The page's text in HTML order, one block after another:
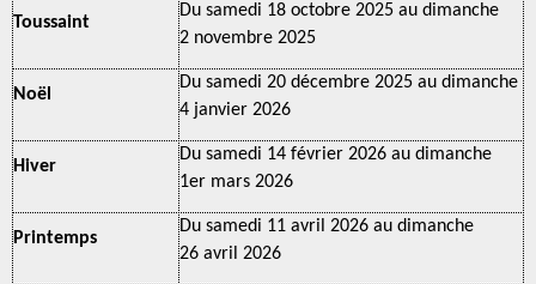
Toussaint
Du samedi 18 octobre 2025 au dimanche
2 novembre 2025
Noël
Du samedi 20 décembre 2025 au dimanche
4 janvier 2026
Hiver
Du samedi 14 février 2026 au dimanche
1er mars 2026
Printemps
Du samedi 11 avril 2026 au dimanche
26 avril 2026